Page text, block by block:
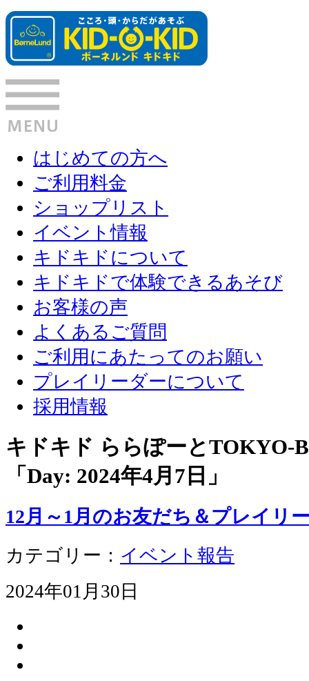
はじめての方へ
ご利用料金
ショップリスト
イベント情報
キドキドについて
キドキドで体験できるあそび
お客様の声
よくあるご質問
ご利用にあたってのお願い
プレイリーダーについて
採用情報
キドキド ららぽーと
「Day: 2024年4月7日 」
12月～1月のお友だち＆プレイリ
カテゴリー： イベント報告
2024年01月30日